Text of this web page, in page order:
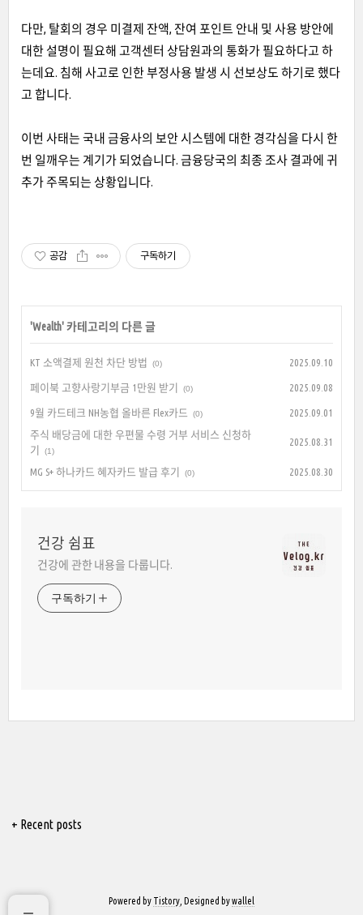
다만, 탈회의 경우 미결제 잔액, 잔여 포인트 안내 및 사용 방안에
대한 설명이 필요해 고객센터 상담원과의 통화가 필요하다고 하
는데요. 침해 사고로 인한 부정사용 발생 시 선보상도 하기로 했다
고 합니다.
이번 사태는 국내 금융사의 보안 시스템에 대한 경각심을 다시 한
번 일깨우는 계기가 되었습니다. 금융당국의 최종 조사 결과에 귀
추가 주목되는 상황입니다.
공감 구독하기
'Wealth' 카테고리의 다른 글
KT 소액결제 원천 차단 방법 (0) 2025.09.10
페이북 고향사랑기부금 1만원 받기 (0) 2025.09.08
9월 카드테크 NH농협 올바른 Flex카드 (0)
2025.09.01
주식 배당금에 대한 우편물 수령 거부 서비스 신청하
기
(1)
2025.08.31
MG S+ 하나카드 혜자카드 발급 후기 (0) 2025.08.30
건강 쉼표
건강에 관한 내용을 다룹니다.
구독하기
+ Recent posts
Powered by Tistory , Designed bywallel